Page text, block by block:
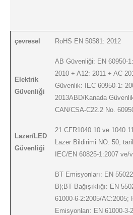
çevresel RoHS EN 50581: 2012
Elektrik
Güvenliği
AB Güvenliği: EN 60950-
2010 + A12: 2011 + AC
Güvenlik: IEC 60950-1:
2013ABD/Kanada
CAN/CSA-C22.2 No.
Lazer/LED
Güvenliği
21 CFR1040.10 ve
Lazer Bildirimi NO. 50,
IEC/EN 60825-1:2007 ve/
BT Emisyonları: EN
B);BT Bağışıklığı: EN
61000-6-2:2005/AC:2005;
Emisyonları: EN 61000-